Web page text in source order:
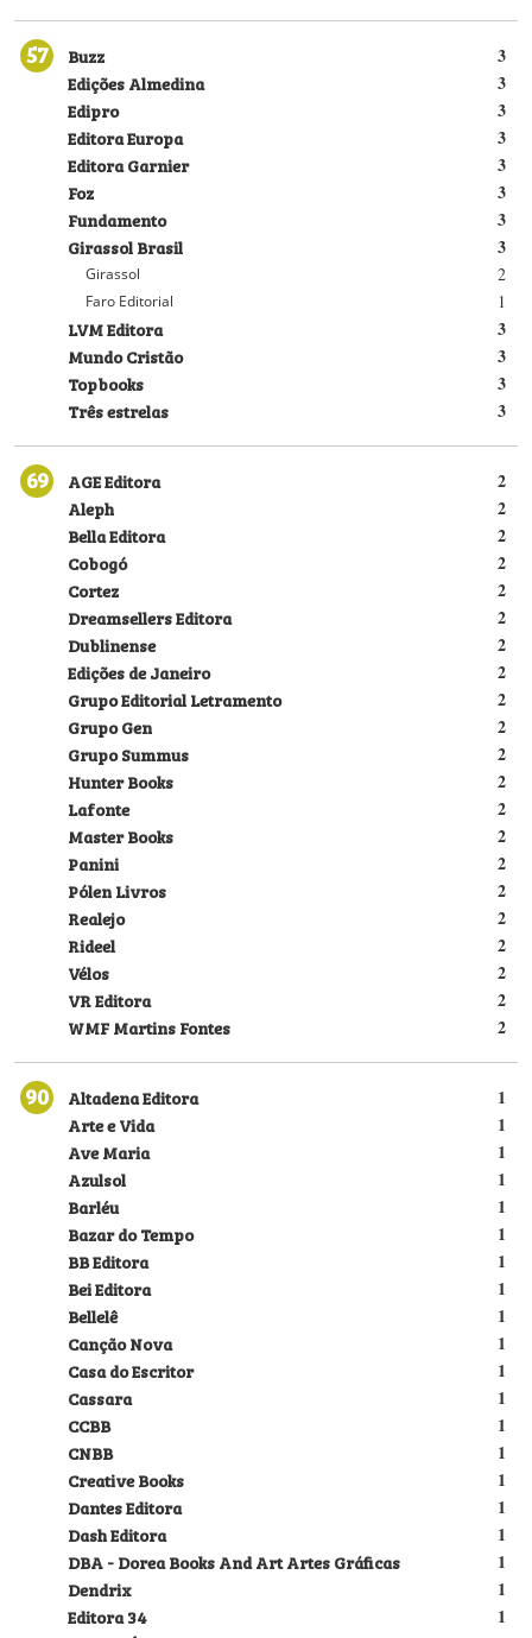
57 3
Buzz
3
Edições Almedina
3
Edipro
3
Editora Europa
3
Editora Garnier
3
Foz
3
Fundamento
3
Girassol Brasil
2
Girassol
1
Faro Editorial
3
LVM Editora
3
Mundo Cristão
3
Topbooks
3
Três estrelas
69 2
AGE Editora
2
Aleph
2
Bella Editora
2
Cobogó
2
Cortez
2
Dreamsellers Editora
2
Dublinense
2
Edições de Janeiro
2
Grupo Editorial Letramento
2
Grupo Gen
2
Grupo Summus
2
Hunter Books
2
Lafonte
2
Master Books
2
Panini
2
Pólen Livros
2
Realejo
2
Rideel
2
Vélos
2
VR Editora
2
WMF Martins Fontes
90 1
Altadena Editora
1
Arte e Vida
1
Ave Maria
1
Azulsol
1
Barléu
1
Bazar do Tempo
1
BB Editora
1
Bei Editora
1
Bellelê
1
Canção Nova
1
Casa do Escritor
1
Cassara
1
CCBB
1
CNBB
1
Creative Books
1
Dantes Editora
1
Dash Editora
1
DBA - Dorea Books And Art Artes Gráficas
1
Dendrix
1
Editora 34